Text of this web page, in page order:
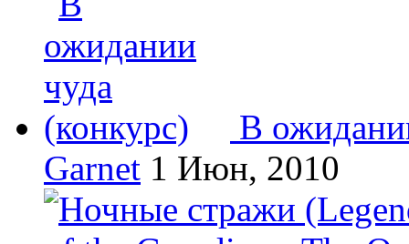
В
Garnet 1 Июн, 2010